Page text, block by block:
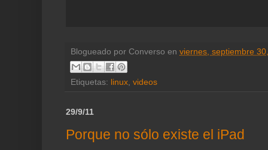
Blogueado por Converso en viernes, septiembre
Etiquetas: linux, videos
29/9/11
Porque no sólo existe el iPad